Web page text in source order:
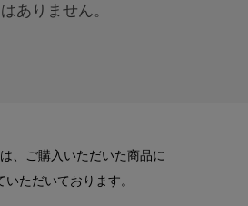
ありません。
、ご購入いただいた商品に
いただいております。